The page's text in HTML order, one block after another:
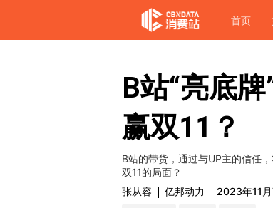
首页
B站“亮底
赢双11？
B站的带货，通过与UP主的信任
双11的局面？
张从容
亿邦动力 2023年11